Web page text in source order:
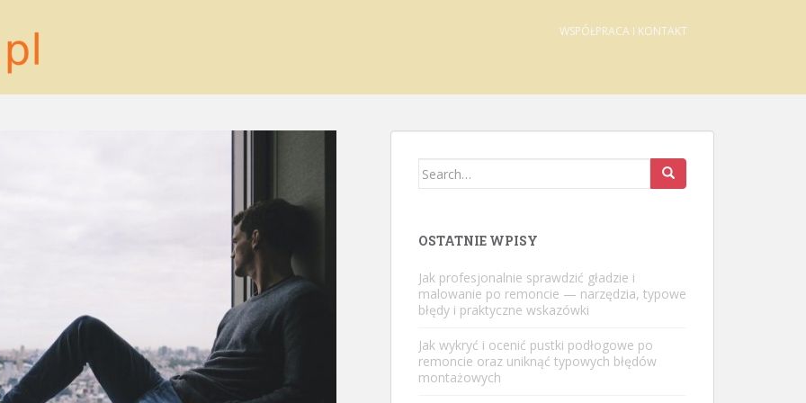
WSPÓŁPRACA I KONTAKT
Search
OSTATNIE WPISY
Jak profesjonalnie sprawdzić gładzie i
malowanie po remoncie — narzędzia, typowe
błędy i praktyczne wskazówki
Jak wykryć i ocenić pustki podłogowe po
remoncie oraz uniknąć typowych błędów
montażowych